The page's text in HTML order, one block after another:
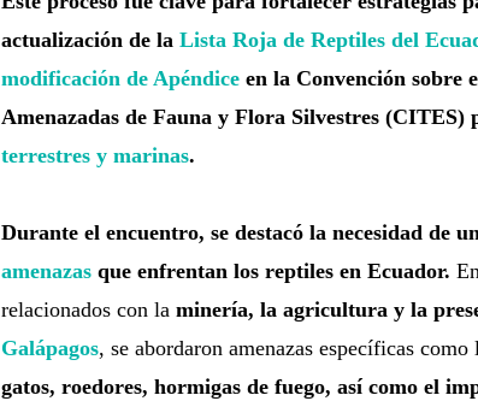
actualización de la Lista Roja de Reptiles del
modificación de Apéndiceen la Convención sobre
Amenazadas de Fauna y Flora Silvestres
terrestres y marinas.
Durante el encuentro, se destacó la necesidad de
amenazasque enfrentan los reptiles en Ecuador.
relacionados con la minería, la agricultura y la
Galápagos, se abordaron amenazas específicas como
gatos, roedores, hormigas de fuego, así como el